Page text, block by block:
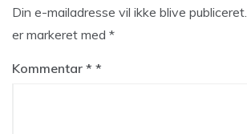
Din e-mailadresse vil ikke blive publiceret.
er markeret med *
Kommentar *